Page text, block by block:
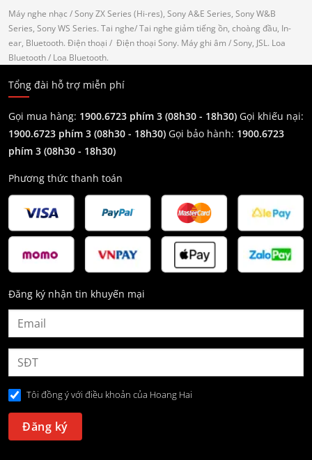
Máy nghe nhạc / Sony ZX Series (Hi-res), Sony A&E Series, Sony W&B
Series, Sony WS Series. Tai nghe/ Tai nghe giảm tiếng ồn, choàng đầu, In-
ear, Bluetooth. Điện thoại / Điện thoại Sony. Máy ghi âm / Sony, JSL. Loa
Bluetooth/ Loa Bluetooth.
Tổng đài hỗ trợ miễn phí
Gọi mua hàng: 1900.6723 phím 3 (08h30 - 18h30) Gọi khiếu nại:
1900.6723 phím 3 (08h30 - 18h30) Gọi bảo hành: 1900.6723
phím 3 (08h30 - 18h30)
Phương thức thanh toán
Đăng ký nhận tin khuyến mại
Tôi đồng ý với điều khoản của Hoang Hai